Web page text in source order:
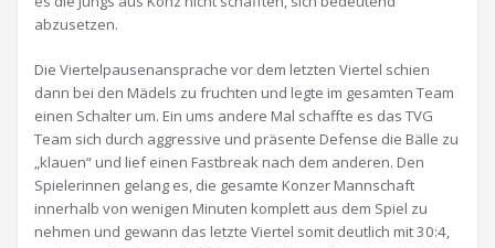
abzusetzen.
Die Viertelpausenansprache vor dem letzten Viertel schien
dann bei den Mädels zu fruchten und legte im gesamten Team
einen Schalter um. Ein ums andere Mal schaffte es das TVG
Team sich durch aggressive und präsente Defense die Bälle zu
„klauen“ und lief einen Fastbreak nach dem anderen. Den
Spielerinnen gelang es, die gesamte Konzer Mannschaft
innerhalb von wenigen Minuten komplett aus dem Spiel zu
nehmen und gewann das letzte Viertel somit deutlich mit 30:4,